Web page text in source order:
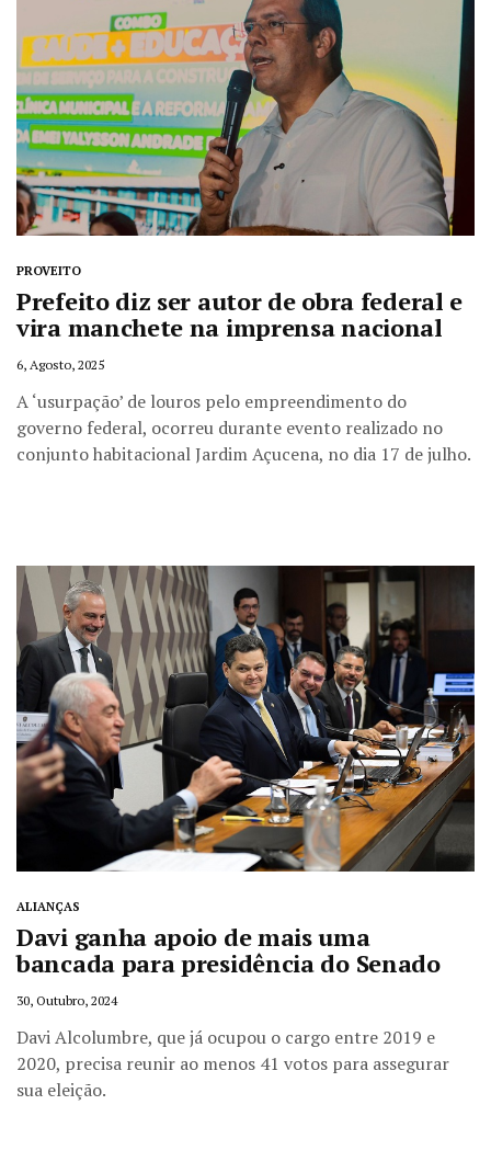
PROVEITO
Prefeito diz ser autor de obra federal e
vira manchete na imprensa nacional
6, Agosto, 2025
A ‘usurpação’ de louros pelo empreendimento do
governo federal, ocorreu durante evento realizado no
conjunto habitacional Jardim Açucena, no dia 17 de julho.
ALIANÇAS
Davi ganha apoio de mais uma
bancada para presidência do Senado
30, Outubro, 2024
Davi Alcolumbre, que já ocupou o cargo entre 2019 e
2020, precisa reunir ao menos 41 votos para assegurar
sua eleição.